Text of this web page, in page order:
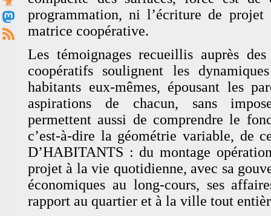
programmation, ni l’écriture de
matrice coopérative.
Les témoignages recueillis auprès
coopératifs soulignent les
habitants eux-mêmes, épousant les
aspirations de chacun, sans
permettent aussi de comprendre le
c’est-à-dire la géométrie variable, de
D’HABITANTS : du montage
projet à la vie quotidienne, avec sa
économiques au long-cours, ses
rapport au quartier et à la ville tout